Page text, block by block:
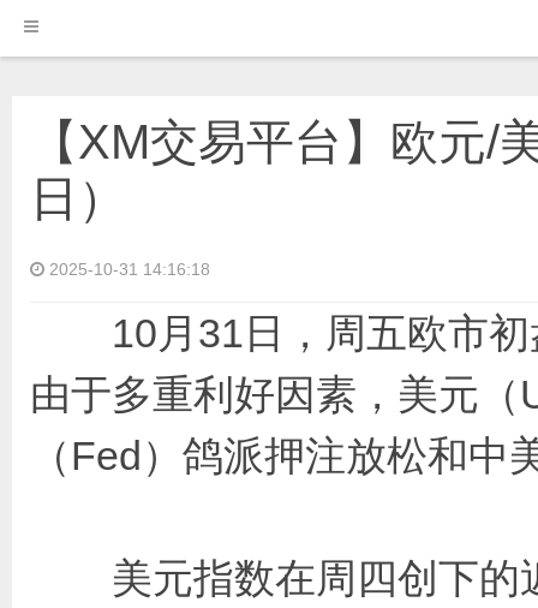
【XM交易平台】欧元/
日）
2025-10-31 14:16:18
10月31日，周五欧市初
由于多重利好因素，美元
（Fed）鸽派押注放松和中
美元指数在周四创下的